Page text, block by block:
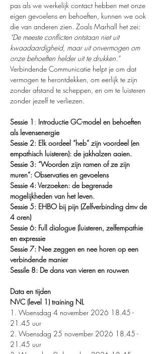
pas als we werkelijk contact hebben met onze
eigen gevoelens en behoeften, kunnen we ook
die van anderen zien. Zoals Marhall het zei:
“De meeste conflicten ontstaan niet uit
kwaadaardigheid, maar uit onvermogen om
onze behoeften helder uit te drukken.”
Verbindende Communicatie helpt je om dat
vermogen te herontdekken, om eerlijk te zijn
zonder afstand te scheppen, en om te luisteren
zonder jezelf te verliezen.
Sessie 1 : Introductie GC-model en behoeften
als levensenergie
Sessie 2: Elk oordeel “heb” zijn voordeel (en
empathisch luisteren): de jakhalzen aaien.
Sessie 3: “Woorden zijn ramen of ze zijn
muren”: Observaties en gevoelens
Sessie 4: Verzoeken: de begrensde
mogelijkheden van het leven.
Sessie 5: EHBO bij pijn (Zelfverbinding dmv de
4 oren)
Sessie 6: Full dialogue (luisteren, zelfempathie
en expressie
Sessie 7: Nee zeggen en nee horen op een
verbindende manier
Sessile 8: De dans van vieren en rouwen
Data en tijden
NVC (level 1) training NL
1.⁠ ⁠Woensdag 4 november 2026 18.45 -
21.45 uur
2.⁠ ⁠Woensdag 25 november 2026 18.45 -
21.45 uur